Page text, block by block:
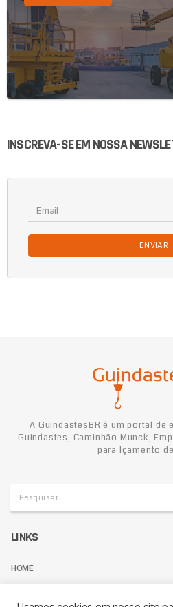
INSCREVA-SE EM NOSSA
ENVIAR
A GuindastesBR é um portal de
Guindastes, Caminhão Munck,
para Içamento
LINKS
HOME